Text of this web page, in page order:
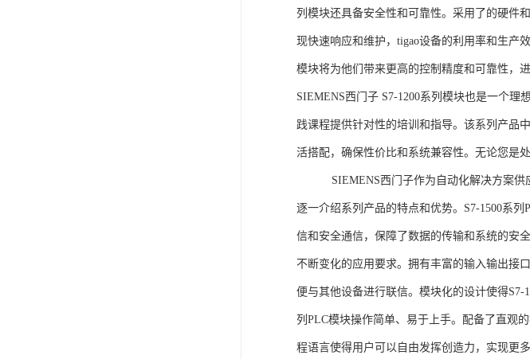
列模块还具备安全性和可靠性。采用了的硬件
现快速响应和维护，tigao设备的利用率和生产
模块将为他们带来更高的控制精度和可靠性，
SIEMENS西门子 S7-1200系列模块也是一个
践课程提供针对性的培训和指导。该系列产品
活搭配，确保性价比和系统兼容性。无论您是
SIEMENS西门子作为自动化解决方案供应
逐一介绍系列产品的特点和优势。S7-1500系
信和安全通信，保障了数据的传输和系统的安
不断变化的应用要求。拥有丰富的输入输出接
便与其他设备进行联信。模块化的设计使得
列PLC模块操作简单、易于上手。配备了直观
程语言使得用户可以自由发挥创造力，实现更